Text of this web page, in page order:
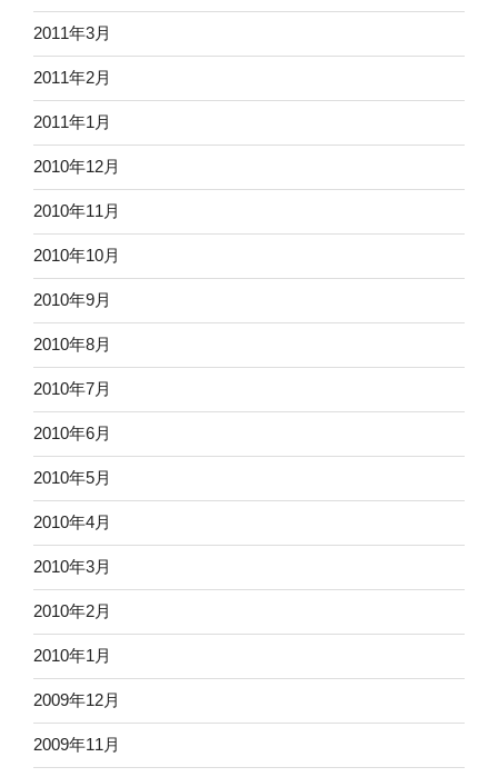
2011年3月
2011年2月
2011年1月
2010年12月
2010年11月
2010年10月
2010年9月
2010年8月
2010年7月
2010年6月
2010年5月
2010年4月
2010年3月
2010年2月
2010年1月
2009年12月
2009年11月